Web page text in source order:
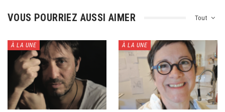
Tout
VOUS POURRIEZ AUSSI AIMER
À LA UNE À LA UNE